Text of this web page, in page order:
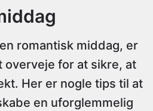
romantisk middag, er
for at sikre, at
Her er nogle tips til at
en uforglemmelig